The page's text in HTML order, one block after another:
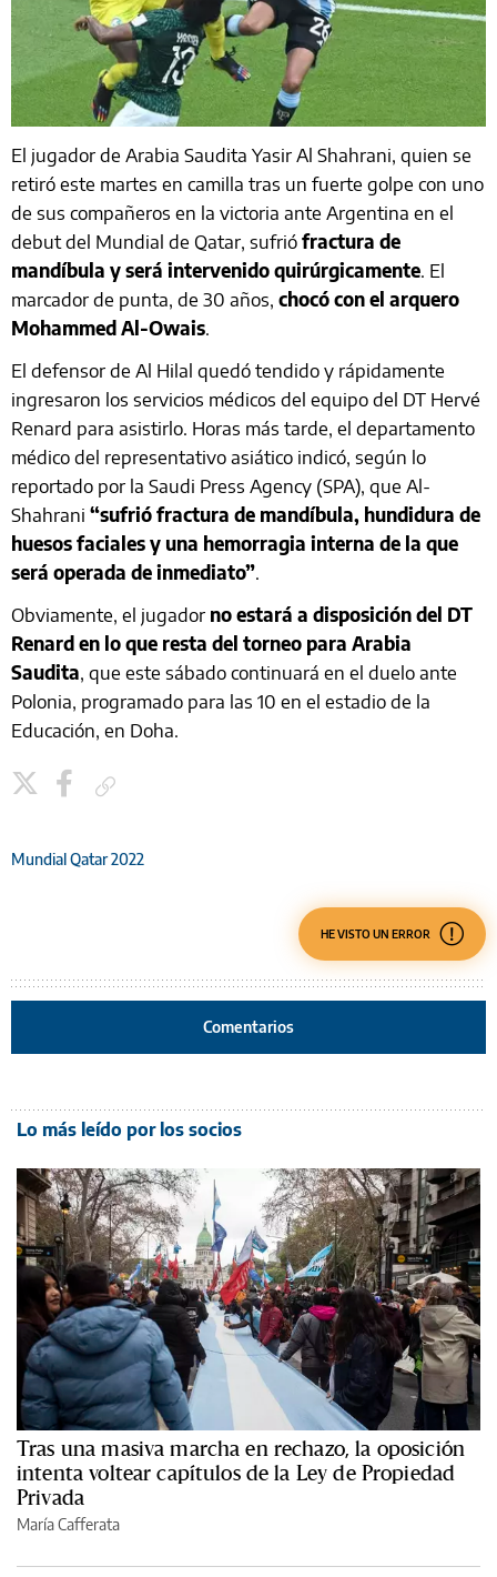
El jugador de Arabia Saudita Yasir Al Shahrani, quien se
retiró este martes en camilla tras un fuerte golpe con uno
de sus compañeros en la victoria ante Argentina en el
debut del Mundial de Qatar, sufriófractura de
mandíbula y será intervenido quirúrgicamente. El
marcador de punta, de 30 años, chocó con el arquero
Mohammed Al-Owais.
El defensor de Al Hilal quedó tendido y rápidamente
ingresaron los servicios médicos del equipo del DT Hervé
Renard para asistirlo. Horas más tarde, el departamento
médico del representativo asiático indicó, según lo
reportado por la Saudi Press Agency (SPA), que Al-
Shahrani “sufrió fractura de mandíbula, hundidura de
huesos faciales y una hemorragia interna de la que
será operada de inmediato”.
Obviamente, el jugador no estará a disposición del DT
Renard en lo que resta del torneo para Arabia
Saudita, que este sábado continuará en el duelo ante
Polonia, programado para las 10 en el estadio de la
Educación, en Doha.
Mundial Qatar 2022
HE VISTO UN ERROR
Comentarios
Lo más leído por los socios
Tras una masiva marcha en rechazo, la oposición
intenta voltear capítulos de la Ley de Propiedad
Privada
María Cafferata